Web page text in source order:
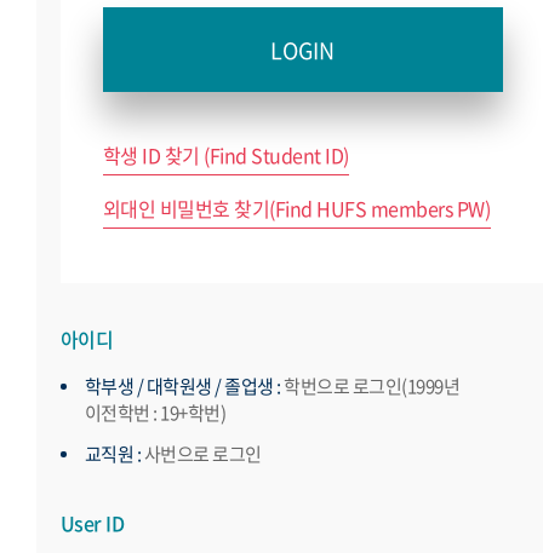
학생 ID 찾기 (Find Student ID)
외대인 비밀번호 찾기(Find HUFS members PW)
아이디
학부생 / 대학원생 / 졸업생 :학번으로 로그인(1999년
이전학번 : 19+학번)
교직원 :사번으로 로그인
User ID